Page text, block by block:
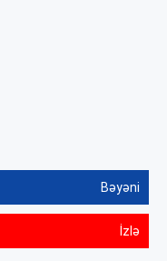
Bəyəni
İzlə